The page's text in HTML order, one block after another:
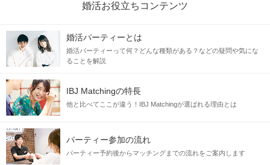
婚活お役立ちコンテンツ
婚活パーティーとは
婚活パーティーって何？どんな種類がある？などの疑問や気にな
ることを解説
IBJ Matchingの特長
他と比べてここが違う！IBJ Matchingが選ばれる理由とは
パーティー参加の流れ
パーティー予約後からマッチングまでの流れをご案内します